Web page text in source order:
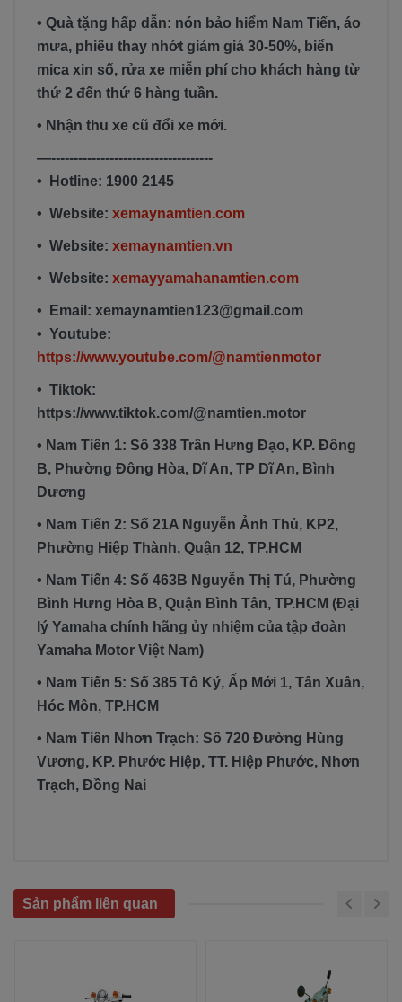
• Quà tặng hấp dẫn: nón bảo hiểm Nam Tiến, áo
mưa, phiếu thay nhớt giảm giá 30-50%, biển
mica xin số, rửa xe miễn phí cho khách hàng từ
thứ 2 đến thứ 6 hàng tuần.
• Nhận thu xe cũ đổi xe mới.
—------------------------------------
• Hotline: 1900 2145
• Website: xemaynamtien.com
• Website: xemaynamtien.vn
• Website: xemayyamahanamtien.com
• Email: xemaynamtien123@gmail.com
• Youtube:
https://www.youtube.com/@namtienmotor
• Tiktok:
https://www.tiktok.com/@namtien.motor
• Nam Tiến 1: Số 338 Trần Hưng Đạo, KP. Đông
B, Phường Đông Hòa, Dĩ An, TP Dĩ An, Bình
Dương
• Nam Tiến 2: Số 21A Nguyễn Ảnh Thủ, KP2,
Phường Hiệp Thành, Quận 12, TP.HCM
• Nam Tiến 4: Số 463B Nguyễn Thị Tú, Phường
Bình Hưng Hòa B, Quận Bình Tân, TP.HCM (Đại
lý Yamaha chính hãng ủy nhiệm của tập đoàn
Yamaha Motor Việt Nam)
• Nam Tiến 5: Số 385 Tô Ký, Ấp Mới 1, Tân Xuân,
Hóc Môn, TP.HCM
• Nam Tiến Nhơn Trạch: Số 720 Đường Hùng
Vương, KP. Phước Hiệp, TT. Hiệp Phước, Nhơn
Trạch, Đồng Nai
Sản phẩm liên quan